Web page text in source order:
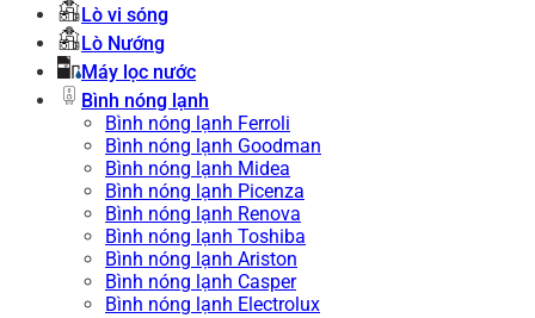
Lò vi sóng
Lò Nướng
Máy lọc nước
Bình nóng lạnh
Bình nóng lạnh Ferroli
Bình nóng lạnh Goodman
Bình nóng lạnh Midea
Bình nóng lạnh Picenza
Bình nóng lạnh Renova
Bình nóng lạnh Toshiba
Bình nóng lạnh Ariston
Bình nóng lạnh Casper
Bình nóng lạnh Electrolux